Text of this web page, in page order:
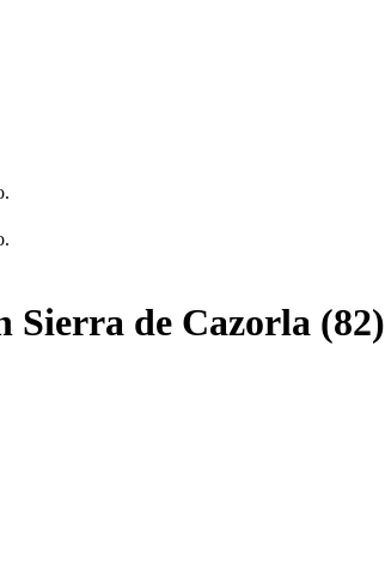
Sierra de Cazorla (82)